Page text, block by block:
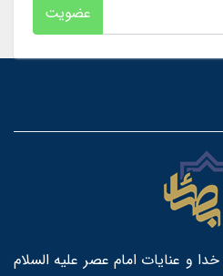
عضویت
و عنایات امام عصر علیه السلام